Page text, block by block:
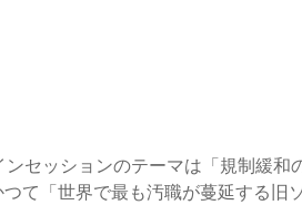
セッションのテーマは「規制緩和
て「世界で最も汚職が蔓延する旧